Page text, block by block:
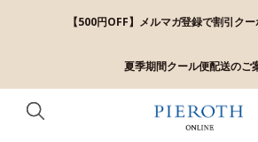
【500円OFF】メルマガ登録で割引ク
夏季期間クール便配送のご